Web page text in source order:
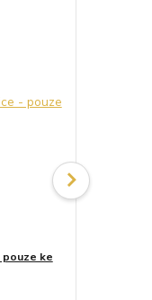
pouze ke